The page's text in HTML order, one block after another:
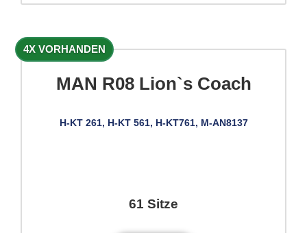
4X VORHANDEN
MAN R08 Lion`s Coach
H-KT 261, H-KT 561, H-KT761, M-AN8137
61 Sitze